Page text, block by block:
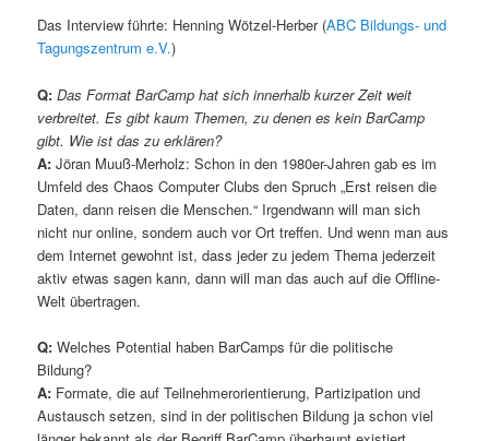
Das Interview führte: Henning Wötzel-Herber (ABC Bildungs- und
Tagungszentrum e.V.)
Q: Das Format BarCamp hat sich innerhalb kurzer Zeit weit
verbreitet. Es gibt kaum Themen, zu denen es kein BarCamp
gibt. Wie ist das zu erklären?
A: Jöran Muuß-Merholz: Schon in den 1980er-Jahren gab es im
Umfeld des Chaos Computer Clubs den Spruch „Erst reisen die
Daten, dann reisen die Menschen.“ Irgendwann will man sich
nicht nur online, sondern auch vor Ort treffen. Und wenn man aus
dem Internet gewohnt ist, dass jeder zu jedem Thema jederzeit
aktiv etwas sagen kann, dann will man das auch auf die Offline-
Welt übertragen.
Q: Welches Potential haben BarCamps für die politische
Bildung?
A: Formate, die auf Teilnehmerorientierung, Partizipation und
Austausch setzen, sind in der politischen Bildung ja schon viel